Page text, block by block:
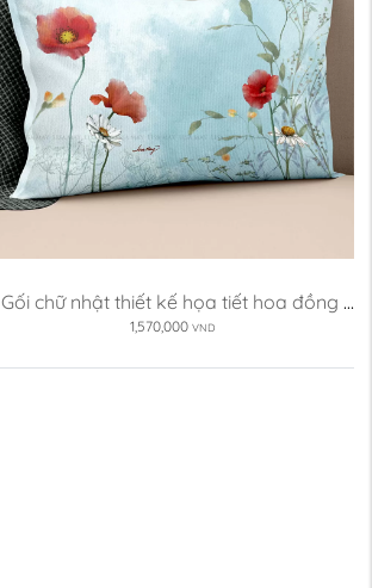
Gối chữ nhật thiết kế họa tiết hoa đồng
nội ...
1,570,000 VND